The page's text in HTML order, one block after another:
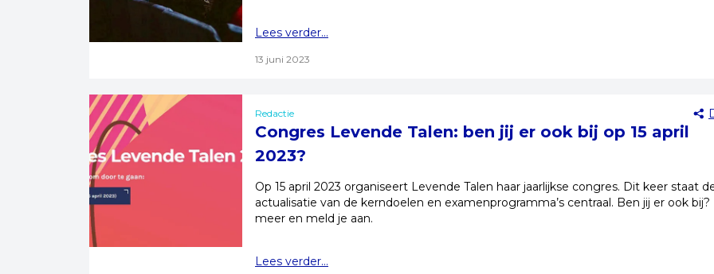
Lees verder...
13 juni 2023
Redactie
Congres Levende Talen: ben jij er ook bij op 15 april
2023?
Op 15 april 2023 organiseert Levende Talen haar jaarlijkse congres. Dit keer staat
actualisatie van de kerndoelen en examenprogramma’s centraal. Ben jij er ook bij?
meer en meld je aan.
Lees verder...